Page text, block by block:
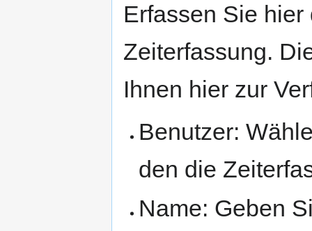
Erfassen Sie
Zeiterfassung.
Ihnen hier zur
Benutzer:
den die
Name: Geben